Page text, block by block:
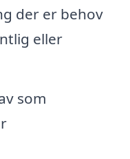
der er behov
eller
som